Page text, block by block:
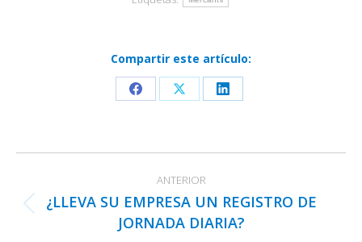
Compartir este artículo:
Share
Facebook
Share
X
Share
LinkedIn
entre
publicaciones
ANTERIOR
Publicación
anterior:
¿LLEVA SU EMPRESA UN REGISTRO DE
JORNADA DIARIA?